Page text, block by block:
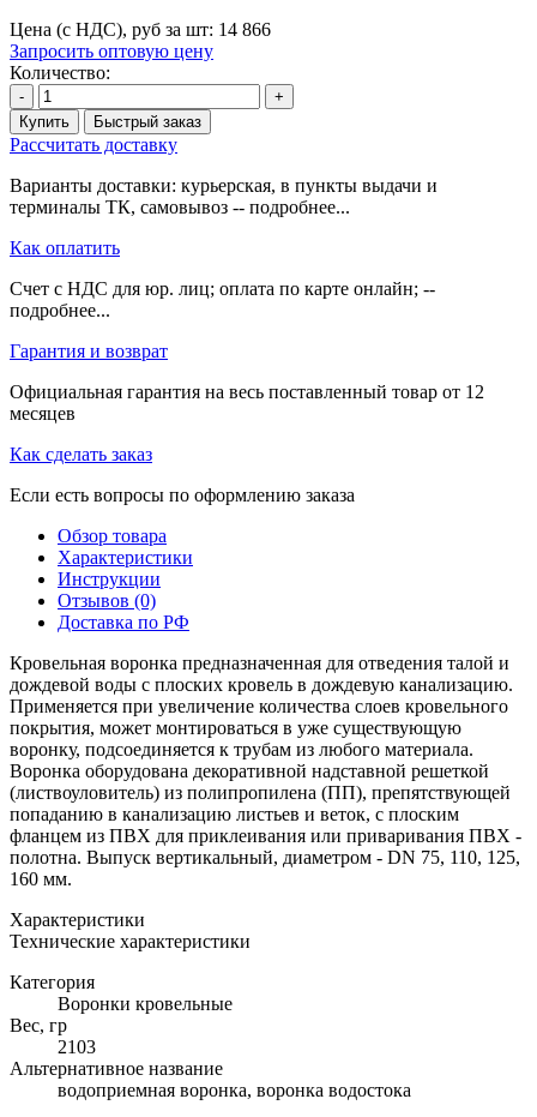
Цена (с НДС), руб за шт: 14 866
Запросить оптовую цену
Количество:
-
+
Купить
Быстрый заказ
Рассчитать доставку
Варианты доставки: курьерская, в пункты выдачи и
терминалы ТК, самовывоз -- подробнее...
Как оплатить
Счет с НДС для юр. лиц; оплата по карте онлайн; --
подробнее...
Гарантия и возврат
Официальная гарантия на весь поставленный товар от 12
месяцев
Как сделать заказ
Если есть вопросы по оформлению заказа
Обзор товара
Характеристики
Инструкции
Отзывов (0)
Доставка по РФ
Кровельная воронка предназначенная для отведения талой и
дождевой воды с плоских кровель в дождевую канализацию.
Применяется при увеличение количества слоев кровельного
покрытия, может монтироваться в уже существующую
воронку, подсоединяется к трубам из любого материала.
Воронка оборудована декоративной надставной решеткой
(листвоуловитель) из полипропилена (ПП), препятствующей
попаданию в канализацию листьев и веток, с плоским
фланцем из ПВХ для приклеивания или приваривания ПВХ -
полотна. Выпуск вертикальный, диаметром - DN 75, 110, 125,
160 мм.
Характеристики
Технические характеристики
Категория
Воронки кровельные
Вес, гр
2103
Альтернативное название
водоприемная воронка, воронка водостока